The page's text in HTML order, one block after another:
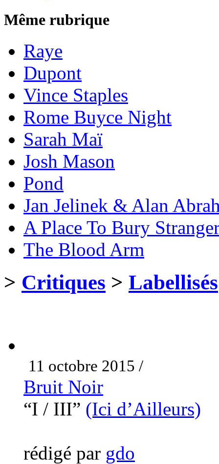
Même rubrique
Raye
Dupont
Vince Staples
Rome Buyce Night
Sarah Maï
Josh Mason
Pond
Jan Jelinek & Alan
A Place To Bury
The Blood Arm
> Critiques > Labellisés
11 octobre 2015 /
Bruit Noir
“I / III” (Ici d’Ailleurs)
rédigé par gdo